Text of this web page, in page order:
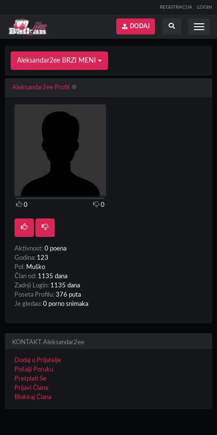
REGISTRACIJA LOGIN
Prikaži
DODAJ
Aleksandar2ee BRZI MENI
Aleksandar2ee Profil
0 0
Aktivnost: 0 poena
Godina: 123
Pol: Muško
Član od: 1135 dana
Zadnji Login: 1135 dana
Poseta Profilu: 376 puta
Je gledao: 0 porno snimaka
KONTAKT Aleksandar2ee
Dodaj u Prijatelje
Pošalji Poruku
Pretplati Se
Prijavi Člana
Blokiraj Člana